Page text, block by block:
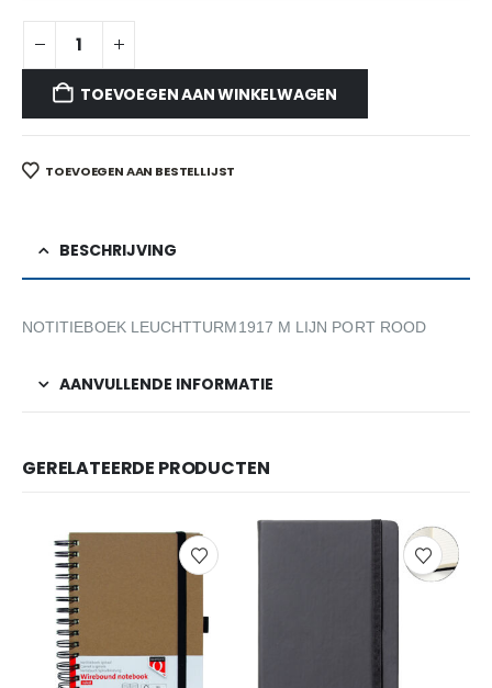
TOEVOEGEN AAN WINKELWAGEN
TOEVOEGEN AAN BESTELLIJST
BESCHRIJVING
NOTITIEBOEK LEUCHTTURM1917 M LIJN PORT ROOD
AANVULLENDE INFORMATIE
GERELATEERDE PRODUCTEN